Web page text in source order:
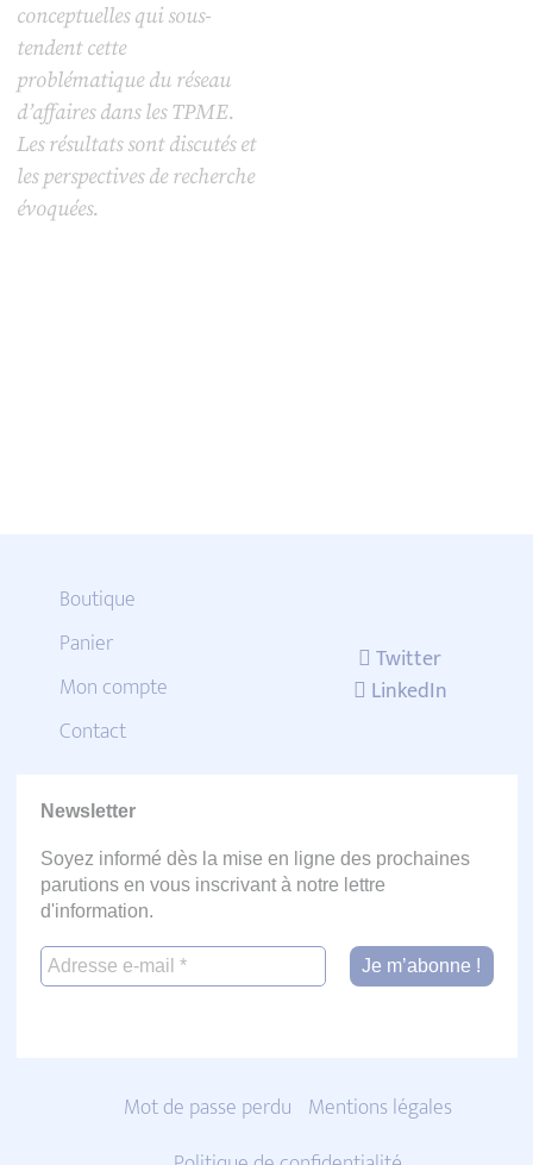
conceptuelles qui sous-
tendent cette
problématique du réseau
d’affaires dans les TPME.
Les résultats sont discutés et
les perspectives de recherche
évoquées.
Boutique
Panier
Mon compte
Contact
Twitter
LinkedIn
Newsletter
Soyez informé dès la mise en ligne des prochaines
parutions en vous inscrivant à notre lettre
d'information.
Mot de passe perdu Mentions légales